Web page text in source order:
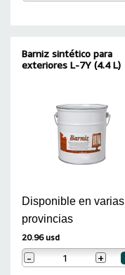
Barniz sintético para
exteriores L-7Y (4.4 L)
Disponible en varias
provincias
20.96 usd
- +